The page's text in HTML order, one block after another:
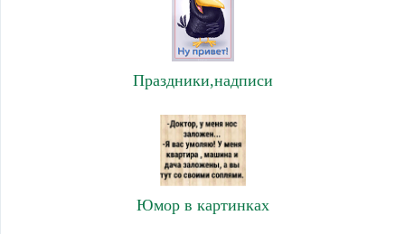
Праздники,надписи
Юмор в картинках